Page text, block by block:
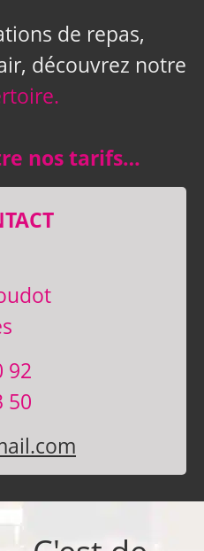
de repas,
découvrez notre
nos tarifs…
92
50